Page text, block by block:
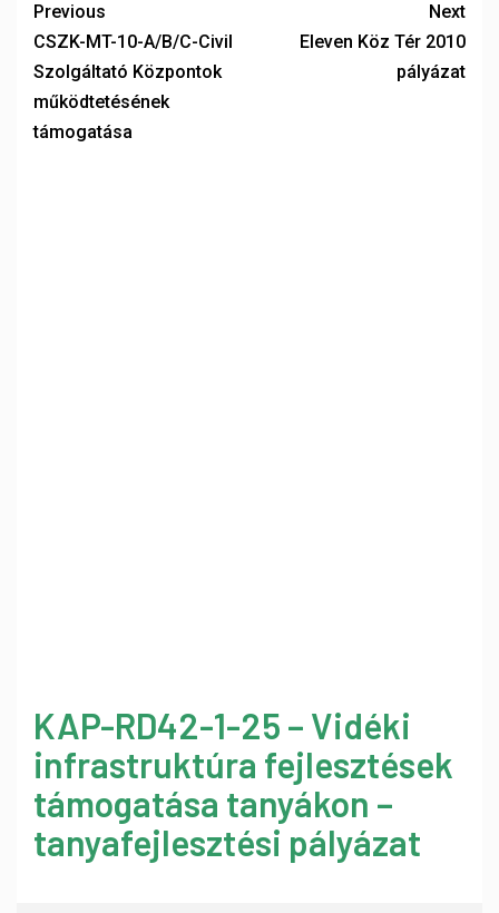
Previous
CSZK-MT-10-A/B/C-Civil
Szolgáltató Központok
működtetésének
támogatása
Next
Eleven Köz Tér 2010
pályázat
KAP-RD42-1-25 – Vidéki
infrastruktúra fejlesztések
támogatása tanyákon –
tanyafejlesztési pályázat